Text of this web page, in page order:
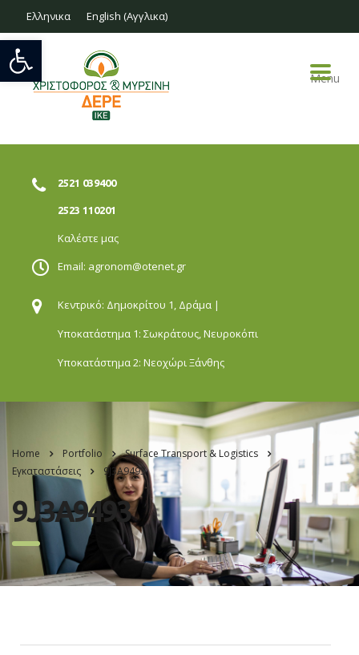
Ανοίξτε τη γραμμή εργαλείων
Ελληνικα English (Αγγλικα)
Menu
2521 039400
2523 110201
Καλέστε μας
Email: agronom@otenet.gr
Κεντρικό: Δημοκρίτου 1, Δράμα |
Υποκατάστημα 1: Σωκράτους,Νευροκόπι
Υποκατάστημα 2: ΝεοχώριΞάνθης
Home Portfolio
Surface Transport & Logistics
Εγκαταστάσεις
9J3A9493
9J3A9493